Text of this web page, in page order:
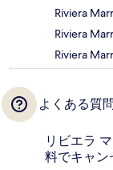
Riviera
Riviera
Riviera
よくある質
リビエラ
料でキャン